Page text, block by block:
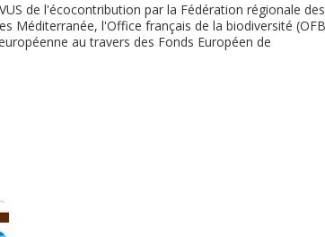
de l'écocontribution par la Fédération régionale des
Méditerranée, l'Office français de la biodiversité
au travers des Fonds Européen de